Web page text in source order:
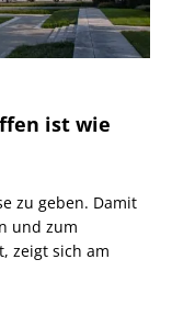
ist wie
zu geben. Damit
zeigt sich am